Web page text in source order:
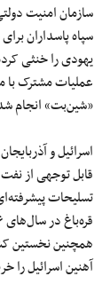
سازمان امنیت
سپاه پاسداران
یهودی را خنثی
عملیات مشترک با
«شین‌بت» انجام
اسرائیل و
قابل توجهی از نفت
تسلیحات
آهنین اسرائیل را